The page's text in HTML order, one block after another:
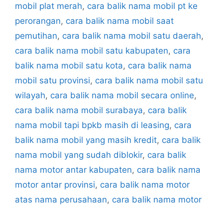
mobil plat merah, cara balik nama mobil pt ke
perorangan, cara balik nama mobil saat
pemutihan, cara balik nama mobil satu daerah,
cara balik nama mobil satu kabupaten, cara
balik nama mobil satu kota, cara balik nama
mobil satu provinsi, cara balik nama mobil satu
wilayah, cara balik nama mobil secara online,
cara balik nama mobil surabaya, cara balik
nama mobil tapi bpkb masih di leasing, cara
balik nama mobil yang masih kredit, cara balik
nama mobil yang sudah diblokir, cara balik
nama motor antar kabupaten, cara balik nama
motor antar provinsi, cara balik nama motor
atas nama perusahaan, cara balik nama motor